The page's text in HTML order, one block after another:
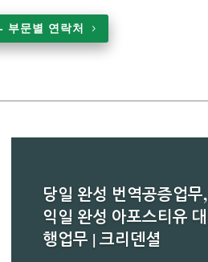
부문별 연락처
당일 완성 번역공증업무,
익일 완성 아포스티유 대
행업무 | 크리덴셜